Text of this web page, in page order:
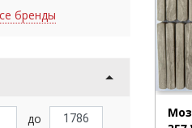
бренды